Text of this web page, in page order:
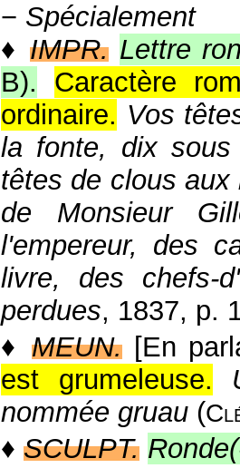
− Spécialement
♦ IMPR. Lettre
B).
Caractère
ordinaire. Vos
la fonte, dix
têtes de clous
de Monsieur
l'empereur, des
livre, des chefs-
perdues, 1837, p.
♦ MEUN. [En
est grumeleuse.
nommée gruau (
♦ SCULPT.